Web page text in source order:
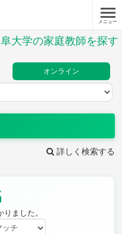
メニュー
大学の家庭教師を探す
オンライン
詳しく検索する
ました。